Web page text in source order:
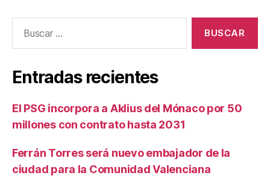
Entradas recientes
El PSG incorpora a Aklius del Mónaco por 50
millones con contrato hasta 2031
Ferrán Torres será nuevo embajador de la
ciudad para la Comunidad Valenciana